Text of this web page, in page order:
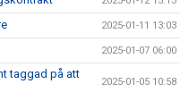
2025-01-11 13:03
2025-01-07 06:00
taggad på att
2025-01-05 10:58